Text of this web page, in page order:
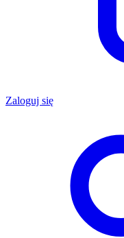
Zaloguj się